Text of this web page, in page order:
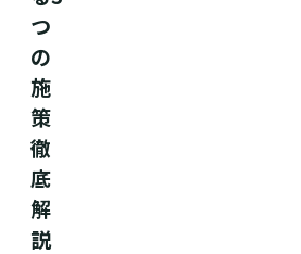
つ
の
施
策
徹
底
解
説